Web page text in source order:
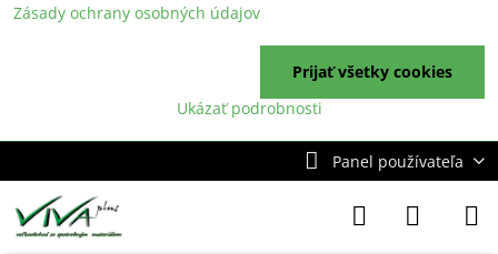
Panel používateľa
Zásady ochrany osobných údajov
Ukázať podrobnosti
Prijať všetky cookies